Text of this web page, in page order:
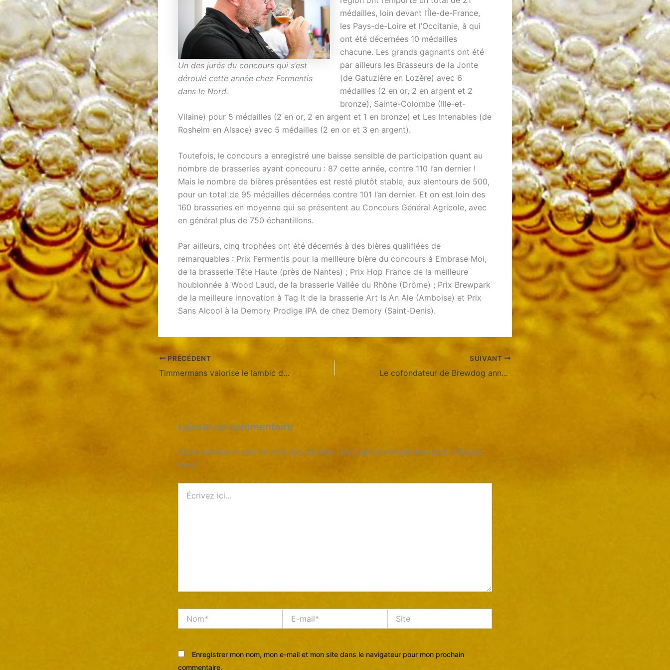
Un des jurés du concours qui s’est
déroulé cette année chez Fermentis
dans le Nord.
médailles, loin devant l’Île-de-France,
les Pays-de-Loire et l’Occitanie, à qui
ont été décernées 10 médailles
chacune. Les grands gagnants ont été
par ailleurs les Brasseurs de la Jonte
(de Gatuzière en Lozère) avec 6
médailles (2 en or, 2 en argent et 2
bronze), Sainte-Colombe (Ille-et-
Vilaine) pour 5 médailles (2 en or, 2 en argent et 1 en bronze) et Les Intenables (de
Rosheim en Alsace) avec 5 médailles (2 en or et 3 en argent).
Toutefois, le concours a enregistré une baisse sensible de participation quant au
nombre de brasseries ayant concouru : 87 cette année, contre 110 l’an dernier !
Mais le nombre de bières présentées est resté plutôt stable, aux alentours de 500,
pour un total de 95 médailles décernées contre 101 l’an dernier. Et on est loin des
160 brasseries en moyenne qui se présentent au Concours Général Agricole, avec
en général plus de 750 échantillons.
Par ailleurs, cinq trophées ont été décernés à des bières qualifiées de
remarquables : Prix Fermentis pour la meilleure bière du concours à Embrase Moi,
de la brasserie Tête Haute (près de Nantes) ; Prix Hop France de la meilleure
houblonnée à Wood Laud, de la brasserie Vallée du Rhône (Drôme) ; Prix Brewpark
de la meilleure innovation à Tag It de la brasserie Art Is An Ale (Amboise) et Prix
Sans Alcool à la Demory Prodige IPA de chez Demory (Saint-Denis).
PRÉCÉDENT
Timmermans valorise le lambic dans son centre immersif
SUIVANT
Le cofondateur de Brewdog annonce la création d’une nouvelle marque de bière
Laisser un commentaire
Votre adresse e-mail ne sera pas publiée. Les champs obligatoires sont indiqués
avec *
ici…
mail*
Enregistrer mon nom, mon e-mail et mon site dans le navigateur pour mon prochain
commentaire.